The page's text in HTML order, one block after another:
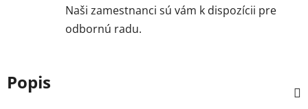
Naši zamestnanci sú vám k dispozícii pre
odbornú radu.
Popis